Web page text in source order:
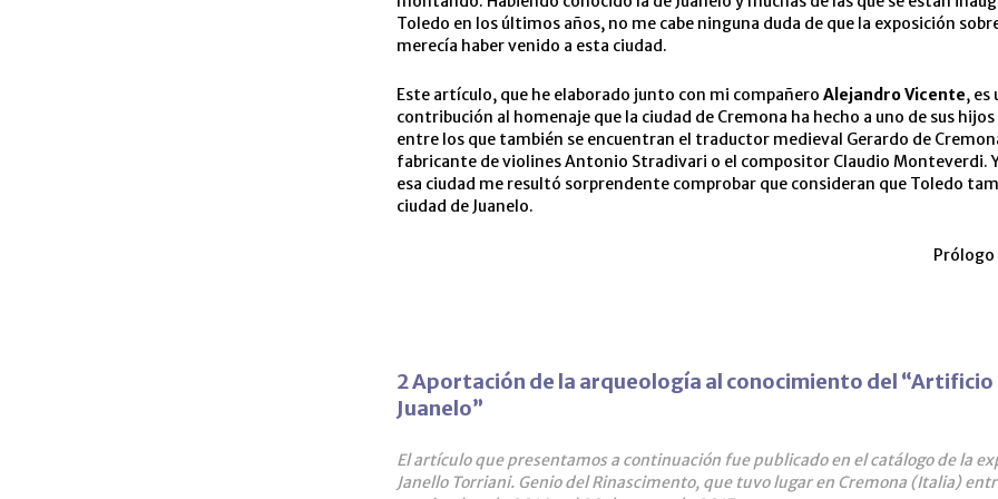
Toledo en los últimos años, no me cabe ninguna duda de que la exposición
merecía haber venido a esta ciudad.
Este artículo, que he elaborado junto con mi compañero Alejandro Vicente, es
contribución al homenaje que la ciudad de Cremona ha hecho a uno de sus
entre los que también se encuentran el traductor medieval Gerardo de
fabricante de violines Antonio Stradivari o el compositor Claudio Monteverdi.
esa ciudad me resultó sorprendente comprobar que consideran que Toledo
ciudad de Juanelo.
Prólogo
2 Aportación de la arqueología al conocimiento del “Artificio
Juanelo”
El artículo que presentamos a continuación fue publicado en el catálogo de la
Janello Torriani. Genio del Rinascimento, que tuvo lugar en Cremona (Italia)